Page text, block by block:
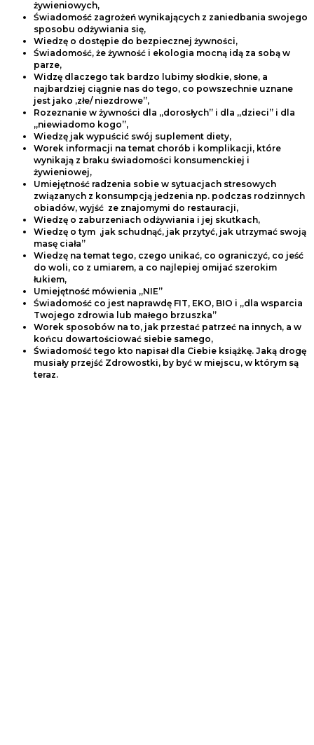
żywieniowych,
Świadomość zagrożeń wynikających z zaniedbania swojego
sposobu odżywiania się,
Wiedzę o dostępie do bezpiecznej żywności,
Świadomość, że żywność i ekologia mocną idą za sobą w
parze,
Widzę dlaczego tak bardzo lubimy słodkie, słone, a
najbardziej ciągnie nas do tego, co powszechnie uznane
jest jako ‚złe/ niezdrowe”,
Rozeznanie w żywności dla „dorosłych” i dla „dzieci” i dla
„niewiadomo kogo”,
Wiedzę jak wypuścić swój suplement diety,
Worek informacji na temat chorób i komplikacji, które
wynikają z braku świadomości konsumenckiej i
żywieniowej,
Umiejętność radzenia sobie w sytuacjach stresowych
związanych z konsumpcją jedzenia np. podczas rodzinnych
obiadów, wyjść ze znajomymi do restauracji,
Wiedzę o zaburzeniach odżywiania i jej skutkach,
Wiedzę o tym ‚jak schudnąć, jak przytyć, jak utrzymać swoją
masę ciała”
Wiedzę na temat tego, czego unikać, co ograniczyć, co jeść
do woli, co z umiarem, a co najlepiej omijać szerokim
łukiem,
Umiejętność mówienia „NIE”
Świadomość co jest naprawdę FIT, EKO, BIO i „dla wsparcia
Twojego zdrowia lub małego brzuszka”
Worek sposobów na to, jak przestać patrzeć na innych, a w
końcu dowartościować siebie samego,
Świadomość tego kto napisał dla Ciebie książkę. Jaką drogę
musiały przejść Zdrowostki, by być w miejscu, w którym są
teraz.